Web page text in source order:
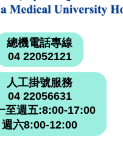
總機電話專線
04 22052121
人工掛號服務
04 22056631
至週五:8:00-17:00
週六8:00-12:00